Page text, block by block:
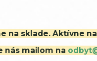
na sklade. Aktívne
nás mailom na